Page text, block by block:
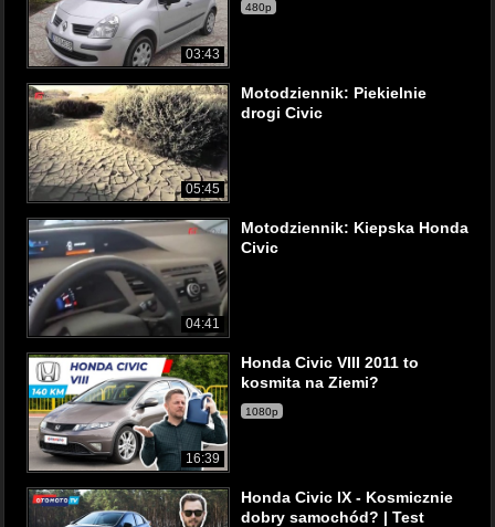
03:43
480p
05:45
Motodziennik: Piekielnie
drogi Civic
04:41
Motodziennik: Kiepska Honda
Civic
16:39
Honda Civic VIII 2011 to
kosmita na Ziemi?
1080p
Honda Civic IX - Kosmicznie
dobry samochód? | Test